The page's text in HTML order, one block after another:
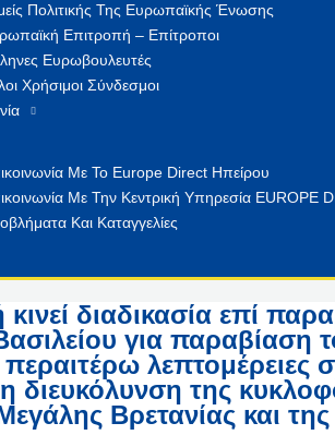
Πολιτικής Της Ευρωπαϊκής Ένωσης
Επιτροπή – Επίτροποι
Ευρωβουλευτές
Χρήσιμοι Σύνδεσμοι
Με Το Europe Direct Ηπείρου
Με Την Κεντρική Υπηρεσία EUROPE
Και Καταγγελίες
διαδικασία επί
για παραβίαση
περαιτέρω λεπτομέρειες
διευκόλυνση της
Βρετανίας και